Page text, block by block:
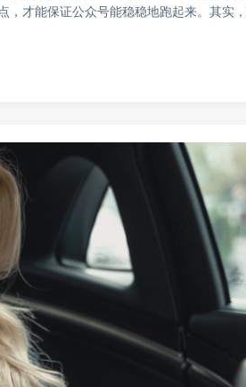
，才能保证公众号能稳稳地跑起来。其实